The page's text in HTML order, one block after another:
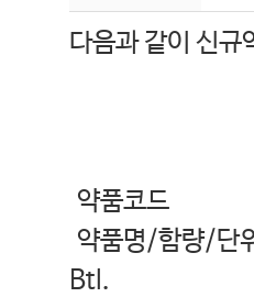
다음과 같이 신규
약품코드
약품명/함량/
Btl.